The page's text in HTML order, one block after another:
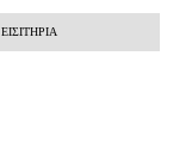
ΕΙΣΙΤΗΡΙΑ